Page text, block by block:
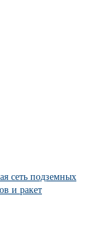
сеть подземных
и ракет